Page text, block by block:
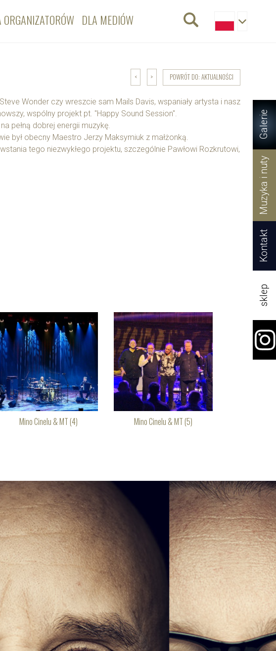
Galerie
sklep
Kontakt
Muzyka i nuty
ORGANIZATORÓW DLA MEDIÓW
< > POWRÓT DO: AKTUALNOŚCI
Wonder czy wreszcie sam Mails Davis, wspaniały artysta i nasz
wspólny projekt pt. "Happy Sound Session".
pełną dobrej energii muzykę.
był obecny Maestro Jerzy Maksymiuk z małżonką.
tego niezwykłego projektu, szczególnie Pawłowi Rozkrutowi,
Mino Cinelu & MT (4) Mino Cinelu & MT (5)